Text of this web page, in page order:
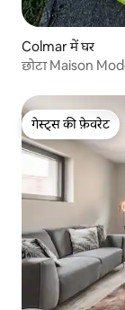
Colmar में घर
छोटा Maison
गेस्ट्स की फ़ेवरेट
गेस्ट्स की फ़ेवरेट